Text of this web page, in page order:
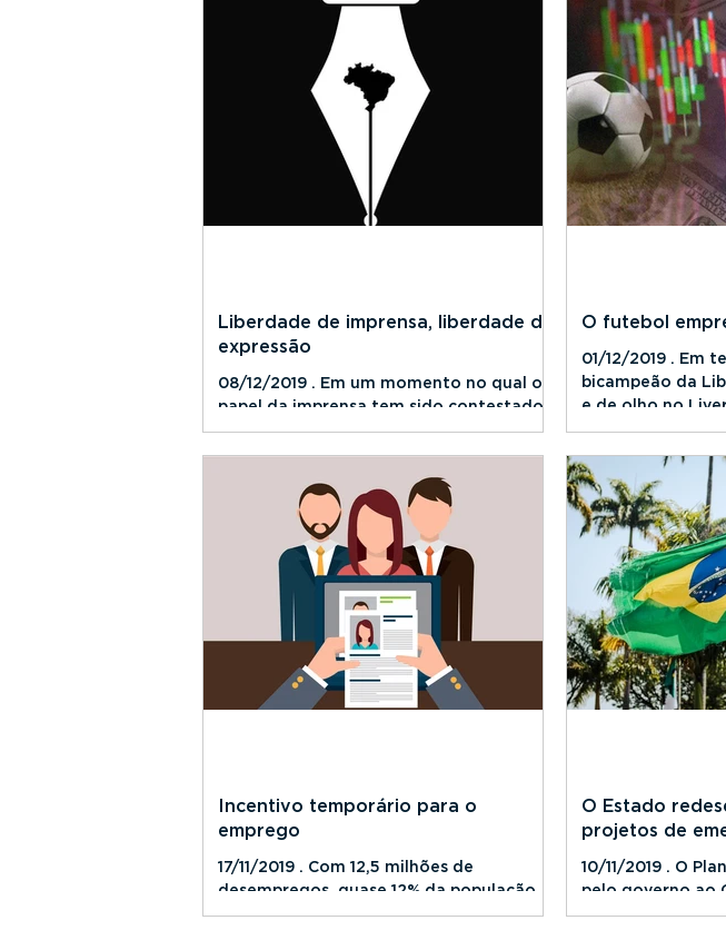
Liberdade de imprensa, liberdade de
expressão
08/12/2019 . Em um momento no qual o
papel da imprensa tem sido contestado –
não apenas no Brasil, mas em vários
países com governos que...
O futebol
01/12/2019 . Em
bicampeão da
e de olho no
mundo, os
Incentivo temporário para o
emprego
17/11/2019 . Com 12,5 milhões de
desempregos, quase 12% da população, o
governo lançou um pacote de medidas
O Estado
projetos de
10/11/2019 . O
pelo governo ao
semana é